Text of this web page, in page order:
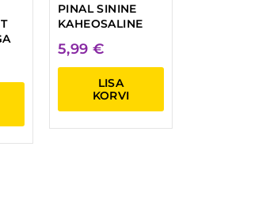
PINAL SININE
KAHEOSALINE
5,99 €
LISA
KORVI